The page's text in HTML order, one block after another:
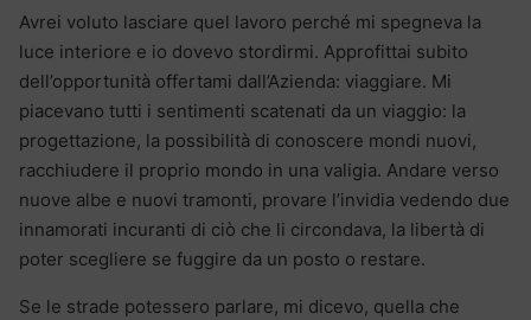
Avrei voluto lasciare quel lavoro perché mi spegneva la
luce interiore e io dovevo stordirmi. Approfittai subito
dell’opportunità offertami dall’Azienda: viaggiare. Mi
piacevano tutti i sentimenti scatenati da un viaggio: la
progettazione, la possibilità di conoscere mondi nuovi,
racchiudere il proprio mondo in una valigia. Andare verso
nuove albe e nuovi tramonti, provare l’invidia vedendo due
innamorati incuranti di ciò che li circondava, la libertà di
poter scegliere se fuggire da un posto o restare.
Se le strade potessero parlare, mi dicevo, quella che